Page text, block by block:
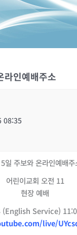
인예배주소
08:35
일 주보와 온라인예배주
어린이교회 오전 11
현장 예배
(English Service)
live/